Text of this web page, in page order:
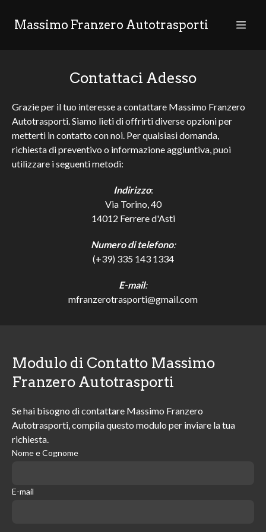
Massimo Franzero Autotrasporti
Contattaci Adesso
Grazie per il tuo interesse a contattare Massimo Franzero
Autotrasporti. Siamo lieti di offrirti diverse opzioni per
metterti in contatto con noi. Per qualsiasi domanda,
richiesta di preventivo o informazione aggiuntiva, puoi
utilizzare i seguenti metodi:
Indirizzo:
Via Torino, 40
14012 Ferrere d'Asti
Numero di telefono:
(+39) 335 143 1334
E-mail:
mfranzerotrasporti@gmail.com
Modulo di Contatto Massimo
Franzero Autotrasporti
Se hai bisogno di contattare Massimo Franzero
Autotrasporti, compila questo modulo per inviare la tua
richiesta.
Nome e Cognome
E-mail